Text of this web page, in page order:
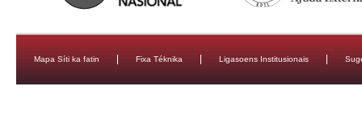
Mapa Síti ka fatin Fixa Téknika Ligasoens Institusionais